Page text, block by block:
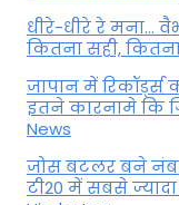
धीरे-धीरे रे मना…
कितना सही,
जापान में
इतने कारनामे कि
News
जोस बटलर बने नंबर-
टी20 में सबसे